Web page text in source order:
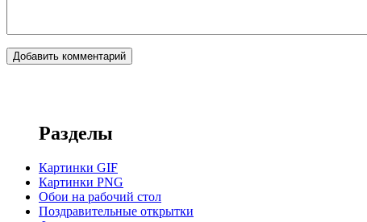
Разделы
Картинки GIF
Картинки PNG
Обои на рабочий стол
Поздравительные открытки